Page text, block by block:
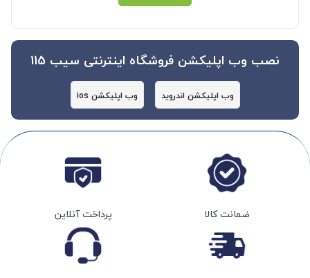
نصب وب اپلیکشن فروشگاه اینترنتی سیب 115
وب اپلیکشن اندروید وب اپلیکشن ios
ضمانت کالا پرداخت آنلاین